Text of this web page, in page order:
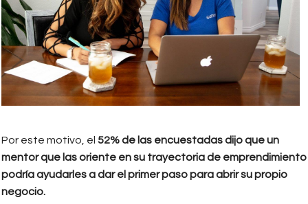
Por este motivo, el 52% de las encuestadas dijo que un
mentor que las oriente en su trayectoria de emprendimiento
podría ayudarles a dar el primer paso para abrir su propio
negocio.